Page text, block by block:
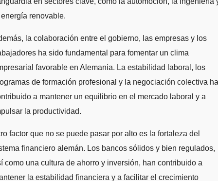
renovable.
la colaboración entre el gobierno, las empresas y los
ha sido fundamental para fomentar un clima
favorable en Alemania. La estabilidad laboral, los
de formación profesional y la negociación colectiva
a mantener un equilibrio en el mercado laboral y a
la productividad.
factor que no se puede pasar por alto es la fortaleza del
financiero alemán. Los bancos sólidos y bien regulados,
como una cultura de ahorro y inversión, han contribuido a
la estabilidad financiera y a facilitar el crecimiento